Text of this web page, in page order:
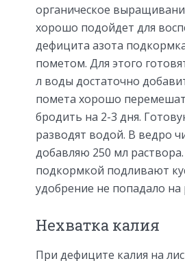
органическое
хорошо подойдет для
дефицита азота
пометом. Для этого
л воды достаточно
помета хорошо
бродить на 2-3 дня.
разводят водой. В ведро
добавляю 250 мл
подкормкой подливают
удобрение не попадало на
Нехватка калия
При дефиците калия на